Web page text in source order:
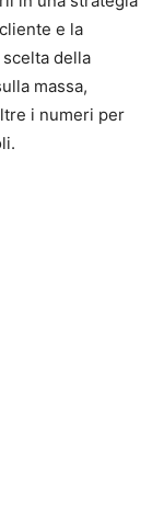
e la
della
massa,
i numeri per